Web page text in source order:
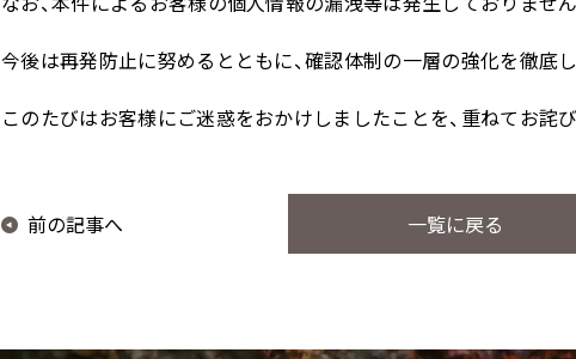
今後は再発防止に努めるとともに、確認体制の一層の強化を徹底
このたびはお客様にご迷惑をおかけしましたことを、重ねてお詫
前の記事へ 一覧に戻る